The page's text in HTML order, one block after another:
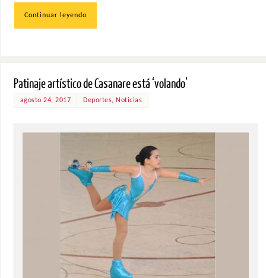
Continuar leyendo
Patinaje artístico de Casanare está ‘volando’
agosto 24, 2017 Deportes, Noticias